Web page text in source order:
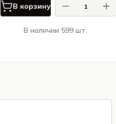
В корзину
В наличии 599 шт.